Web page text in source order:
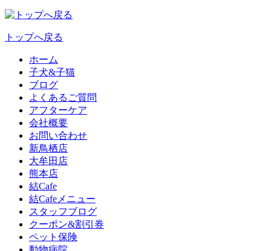
トップへ戻る
ホーム
子犬&子猫
ブログ
よくあるご質問
アフターケア
会社概要
お問い合わせ
新鳥栖店
大牟田店
熊本店
結Cafe
結Cafeメニュー
スタッフブログ
クーポン&割引券
ペット保険